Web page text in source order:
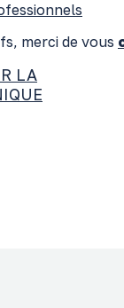
merci de vous
LA